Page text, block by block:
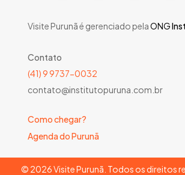
Visite Purunã é gerenciado pelaONG
Contato
(41) 9 9737-0032
contato@institutopuruna.com.br
Como chegar?
Agenda do Purunã
© 2026Visite Purunã. Todos os direitos